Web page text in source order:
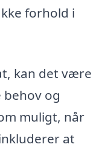
forhold i
kan det være
behov og
muligt, når
at